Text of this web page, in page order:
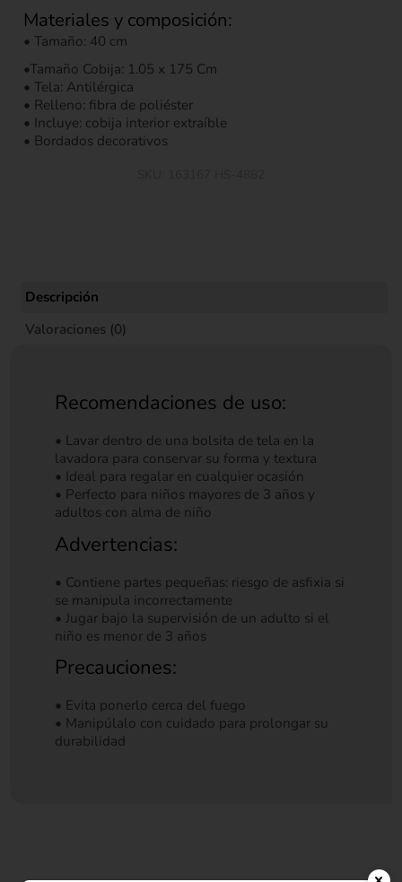
Materiales y composición:
• Tamaño: 40 cm
•Tamaño Cobija: 1.05 x 175 Cm
• Tela: Antilérgica
• Relleno: fibra de poliéster
• Incluye: cobija interior extraíble
• Bordados decorativos
Descripción
Valoraciones (0)
Recomendaciones de uso:
• Lavar dentro de una bolsita de tela en la
lavadora para conservar su forma y textura
• Ideal para regalar en cualquier ocasión
• Perfecto para niños mayores de 3 años y
adultos con alma de niño
Advertencias:
• Contiene partes pequeñas: riesgo de asfixia si
se manipula incorrectamente
• Jugar bajo la supervisión de un adulto si el
niño es menor de 3 años
Precauciones:
• Evita ponerlo cerca del fuego
• Manipúlalo con cuidado para prolongar su
durabilidad